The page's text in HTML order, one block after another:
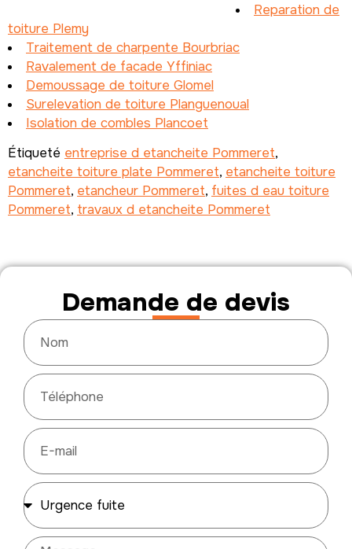
Reparation de
toiture Plemy
Traitement de charpente Bourbriac
Ravalement de facade Yffiniac
Demoussage de toiture Glomel
Surelevation de toiture Planguenoual
Isolation de combles Plancoet
Étiqueté entreprise d etancheite Pommeret,
etancheite toiture plate Pommeret, etancheite toiture
Pommeret, etancheur Pommeret, fuites d eau toiture
Pommeret, travaux d etancheite Pommeret
Demande de devis